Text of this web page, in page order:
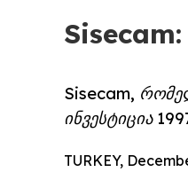
Sisecam,
ინვესტიცია
TURKEY,